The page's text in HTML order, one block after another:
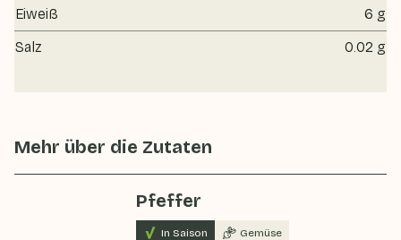
Eiweiß
6 g
Salz
0.02 g
Mehr über die Zutaten
Pfeffer
In Saison Gemüse